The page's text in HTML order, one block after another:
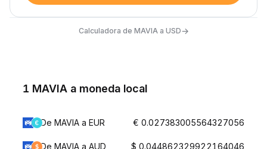
Calculadora de MAVIA a USD→
1 MAVIA a moneda local
De MAVIA a EUR € 0.027383005564327056
De MAVIA a AUD $ 0.044862329922164046